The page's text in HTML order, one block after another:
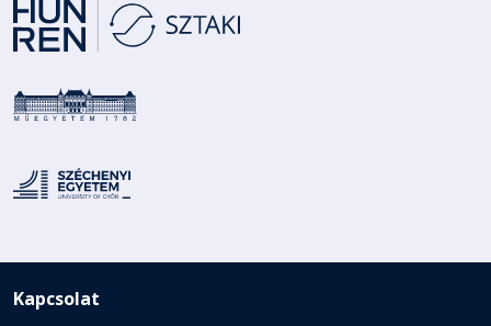
Kapcsolat